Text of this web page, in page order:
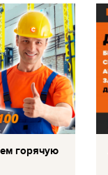
горячую